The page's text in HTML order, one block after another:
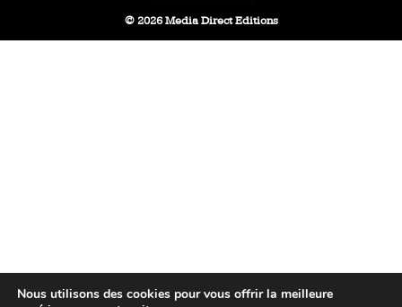
© 2026 Media Direct Editions
Nous utilisons des cookies pour vous offrir la meilleure